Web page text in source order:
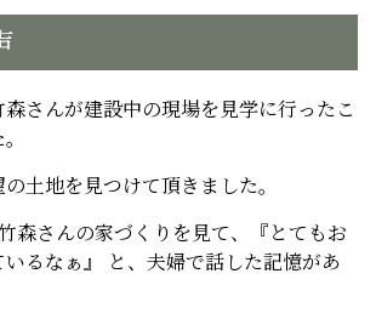
さんが建設中の現場を見学に行ったこ
土地を見つけて頂きました。
森さんの家づくりを見て、『とてもお
るなぁ』 と、夫婦で話した記憶があ